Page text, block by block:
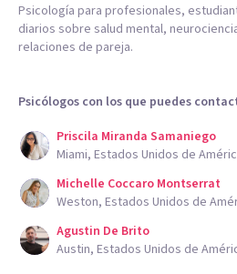
Psicología para profesionales,
diarios sobre salud mental,
relaciones de pareja.
Psicólogos con los que puedes
Priscila Miranda Samaniego
Miami, Estados Unidos de
Michelle Coccaro Montserrat
Weston, Estados Unidos de
Agustin De Brito
Austin, Estados Unidos de